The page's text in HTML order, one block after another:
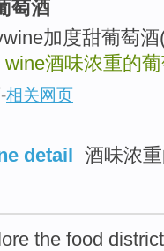
萄酒
加度甜葡萄
wine酒味浓重的
-相关网页
detail 酒味浓
the food